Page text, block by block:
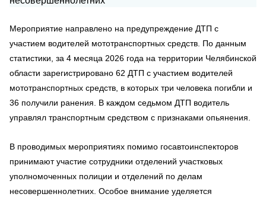
Мероприятие направлено на предупреждение ДТП с
участием водителей мототранспортных средств. По данным
статистики, за 4 месяца 2026 года на территории Челябинской
области зарегистрировано 62 ДТП с участием водителей
мототранспортных средств, в которых три человека погибли и
36 получили ранения. В каждом седьмом ДТП водитель
управлял транспортным средством с признаками опьянения.
В проводимых мероприятиях помимо госавтоинспекторов
принимают участие сотрудники отделений участковых
уполномоченных полиции и отделений по делам
несовершеннолетних. Особое внимание уделяется